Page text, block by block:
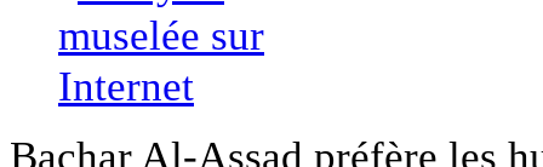
Bachar Al-Assad préfère les